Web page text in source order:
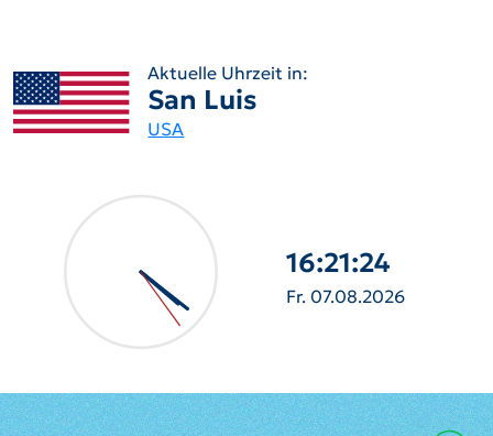
Aktuelle Uhrzeit in:
San Luis
USA
16:21:25
Fr. 07.08.2026